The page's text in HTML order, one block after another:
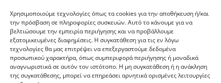
Χρησιμοποιούμε τεχνολογίες όπως τα cookies για την αποθήκευση ή/και
την πρόσβαση σε πληροφορίες συσκευών. Αυτό το κάνουμε για να
βελτιώσουμε την εμπειρία περιήγησης και να προβάλλουμε
εξατομικευμένες διαφημίσεις. Η συγκατάθεση για τις εν λόγω
τεχνολογίες θα μας επιτρέψει να επεξεργαστούμε δεδομένα
προσωπικού χαρακτήρα, όπως συμπεριφορά περιήγησης ή μοναδικά
αναγνωριστικά σε αυτόν τον ιστότοπο. Η μη συγκατάθεση ή η ανάκληση
της συγκατάθεσης, μπορεί να επηρεάσει αρνητικά ορισμένες λειτουργίες
Πολιτική Cookies
Εμπόριο Ειδών Ονυχοπλαστικής, Καλλωπισμού
άκρων και αξεσουάρ
τηλ: 213-0415386
info@ncnails.gr